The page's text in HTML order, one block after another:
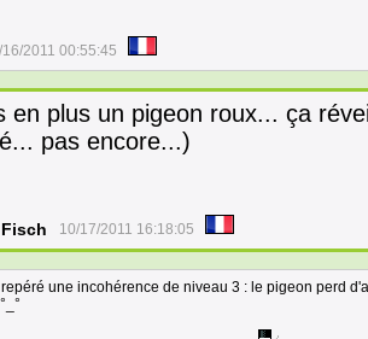
16/2011 00:55:45
en plus un pigeon roux... ça
pas encore...)
10/17/2011 16:18:05
une incohérence de niveau 3 : le pigeon perd